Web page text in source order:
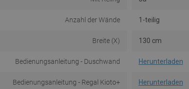
Anzahl der Wände 1-teilig
Breite (X) 130 cm
Bedienungsanleitung - Duschwand Herunterladen
Bedienungsanleitung - Regal Kioto+ Herunterladen